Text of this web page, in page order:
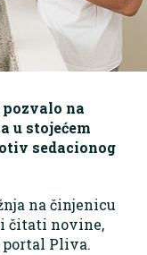
na
u stojećem
sedacionog
na činjenicu
i čitati novine,
Pliva.